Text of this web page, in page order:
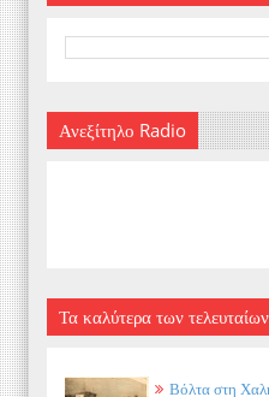
Ανεξίτηλο Radio
Τα καλύτερα των
Βόλτα στη